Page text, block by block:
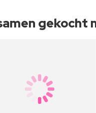
gekocht